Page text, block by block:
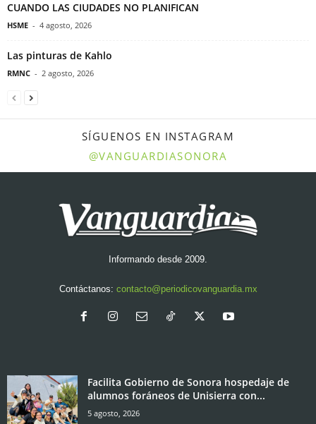
CUANDO LAS CIUDADES NO PLANIFICAN
HSME - 4 agosto, 2026
Las pinturas de Kahlo
RMNC - 2 agosto, 2026
SÍGUENOS EN INSTAGRAM
@VANGUARDIASONORA
Informando desde 2009.
Contáctanos: contacto@periodicovanguardia.mx
Facilita Gobierno de Sonora hospedaje de
alumnos foráneos de Unisierra con...
5 agosto, 2026